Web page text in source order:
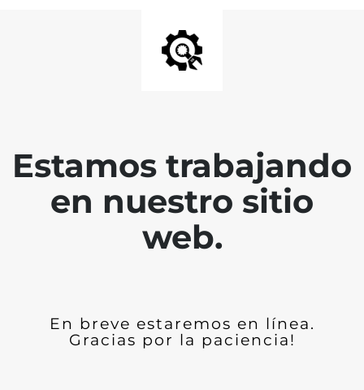
Estamos trabajando
en nuestro sitio
web.
En breve estaremos en línea.
Gracias por la paciencia!